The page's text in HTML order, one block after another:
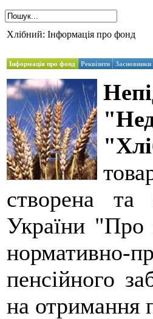
Хлібний: Інформація про фонд
Інформація про фонд Реквізити Засновники
створена та
України "Про
нормативно-
пенсійного
на отримання